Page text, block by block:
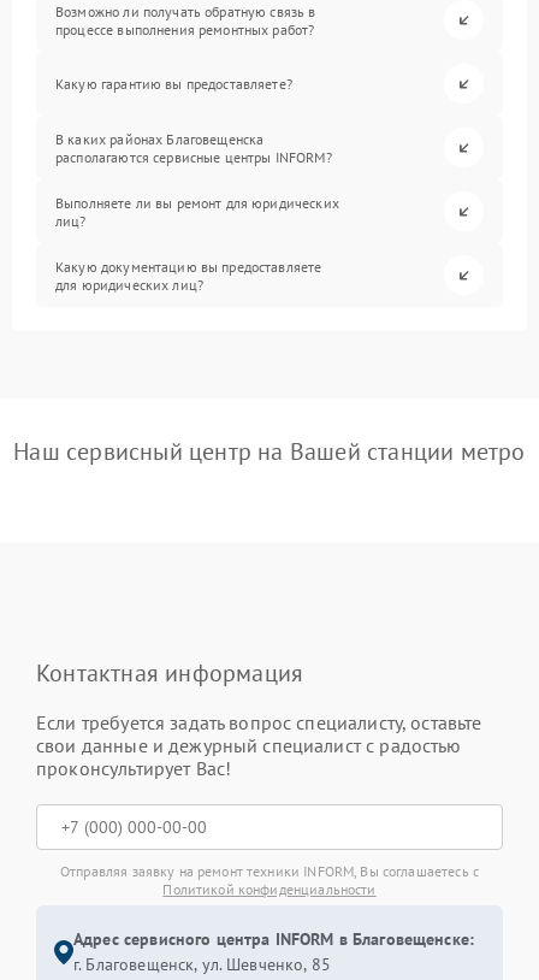
Возможно ли получать обратную связь в
процессе выполнения ремонтных работ?
Какую гарантию вы предоставляете?
В каких районах Благовещенска
располагаются сервисные центры INFORM?
Выполняете ли вы ремонт для юридических
лиц?
Какую документацию вы предоставляете
для юридических лиц?
Наш сервисный центр на Вашей станции метро
Контактная информация
Если требуется задать вопрос специалисту, оставьте
свои данные и дежурный специалист с радостью
проконсультирует Вас!
Отправляя заявку на ремонт техники INFORM, Вы соглашаетесь с
Политикой конфиденциальности
Адрес сервисного центра INFORM в Благовещенске:
г. Благовещенск, ул. Шевченко, 85